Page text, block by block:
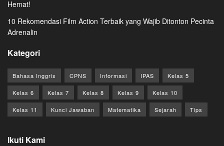
Hemat!
10 Rekomendasi Film Action Terbaik yang Wajib Ditonton Pecinta
Adrenalin
Kategori
Bahasa Inggris CPNS Informasi IPAS Kelas 5
Kelas 6 Kelas 7 Kelas 8 Kelas 9 Kelas 10
Kelas 11 Kunci Jawaban Matematika Sejarah Tips
Ikuti Kami